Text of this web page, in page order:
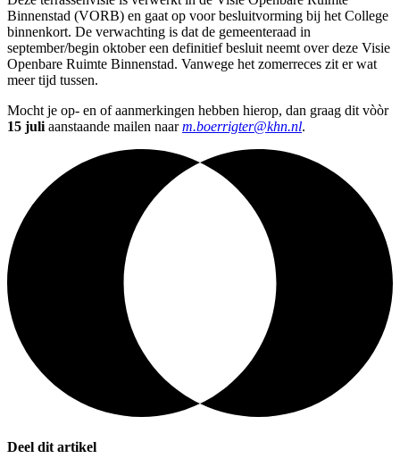
Binnenstad (VORB) en gaat op voor besluitvorming bij het College
binnenkort. De verwachting is dat de gemeenteraad in
september/begin oktober een definitief besluit neemt over deze Visie
Openbare Ruimte Binnenstad. Vanwege het zomerreces zit er wat
meer tijd tussen.
Mocht je op- en of aanmerkingen hebben hierop, dan graag dit vòòr
15 juli aanstaande mailen naarm.boerrigter@khn.nl.
Deel dit artikel